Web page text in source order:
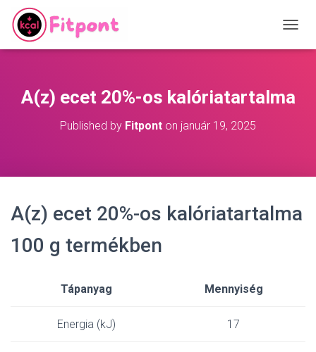
O
E
I
O
A(z) ecet 20%-os kalóriatartalma
Published by Fitpont on január 19, 2025
A(z) ecet 20%-os kalóriatartalma
100 g termékben
Tápanyag Mennyiség
Energia (kJ) 17